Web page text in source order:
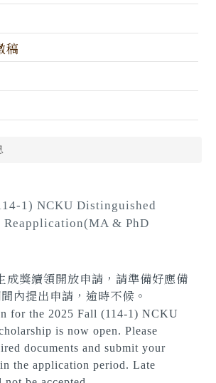
稿
1) NCKU Distinguished
Reapplication(MA & PhD
成獎續領開放申請，請準備好應備
內提出申請，逾時不候。
for the 2025 Fall (114-1) NCKU
is now open. Please
documents and submit your
the application period. Late